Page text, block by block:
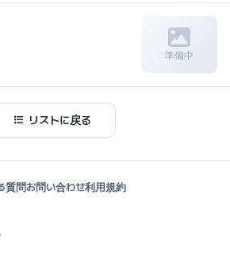
準備中
リストに戻る
質問お問い合わせ利用規約